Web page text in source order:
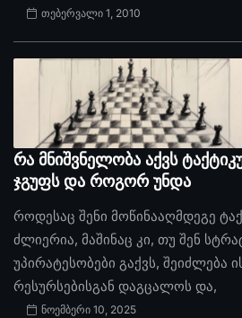
თებერვალი 1, 2010
რა მნიშვნელობა აქვს
ჯგუფს და როგორ უნდა
როდესაც შენი მოწინააღმდეგე
ძლიერია, მაშინაც კი, თუ შენ
უპირატესობები გაქვს,
რესურსებისგან დაგცალოს და,
ნოემბერი 10, 2025